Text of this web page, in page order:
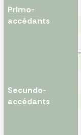
Primo-
accédants
Secundo-
accédants